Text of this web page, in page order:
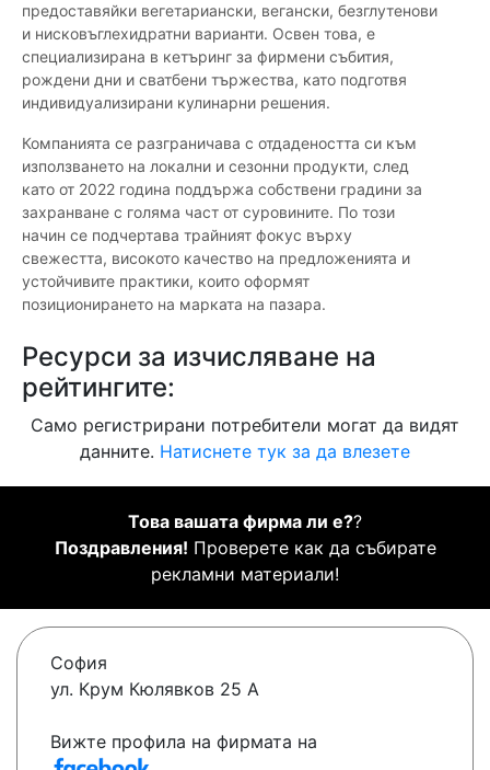
предоставяйки вегетариански, вегански, безглутенови
и нисковъглехидратни варианти. Освен това, е
специализирана в кетъринг за фирмени събития,
рождени дни и сватбени тържества, като подготвя
индивидуализирани кулинарни решения.
Компанията се разграничава с отдадеността си към
използването на локални и сезонни продукти, след
като от 2022 година поддържа собствени градини за
захранване с голяма част от суровините. По този
начин се подчертава трайният фокус върху
свежестта, високото качество на предложенията и
устойчивите практики, които оформят
позиционирането на марката на пазара.
Ресурси за изчисляване на
рейтингите:
Само регистрирани потребители могат да видят
данните. Натиснете тук за да влезете
Това вашата фирма ли е??
Поздравления! Проверете как да събирате
рекламни материали!
София
ул. Крум Кюлявков 25 А
Вижте профила на фирмата на